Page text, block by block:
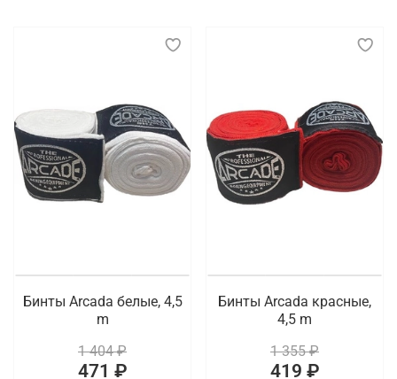
Бинты Arcada белые, 4,5
m
1 404 ₽
471 ₽
Бинты Arcada красные,
4,5 m
1 355 ₽
419 ₽